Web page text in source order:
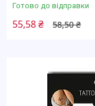
Готово до відправки
58,50 ₴
55,58 ₴